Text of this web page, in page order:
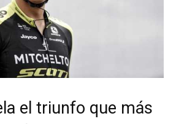
el triunfo que más